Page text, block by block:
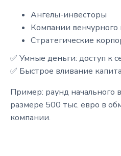
Ангелы-инвесторы
Компании венчурного
Стратегические
✅ Умные деньги: доступ к
✅ Быстрое вливание
Пример: раунд начального
размере 500 тыс. евро в
компании.